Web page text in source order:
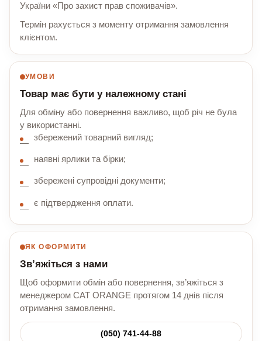
України «Про захист прав споживачів».
Термін рахується з моменту отримання замовлення
клієнтом.
УМОВИ
Товар має бути у належному стані
Для обміну або повернення важливо, щоб річ не була
у використанні.
збережений товарний вигляд;
наявні ярлики та бірки;
збережені супровідні документи;
є підтвердження оплати.
ЯК ОФОРМИТИ
Зв’яжіться з нами
Щоб оформити обмін або повернення, зв’яжіться з
менеджером CAT ORANGE протягом 14 днів після
отримання замовлення.
(050) 741-44-88